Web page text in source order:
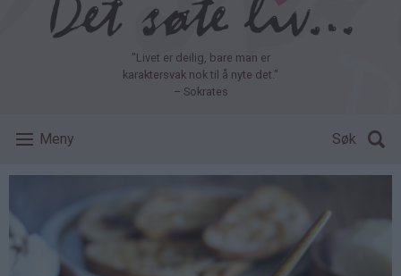
"Livet er deilig, bare man er
karaktersvak nok til å nyte det."
– Sokrates
Meny Søk